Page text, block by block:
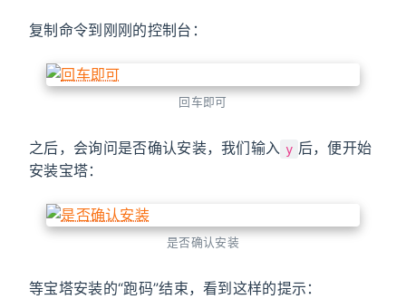
复制命令到刚刚的控制台：
回车即可
之后，会询问是否确认安装，我们输入 y 后，便开始
安装宝塔：
是否确认安装
等宝塔安装的“跑码”结束，看到这样的提示：